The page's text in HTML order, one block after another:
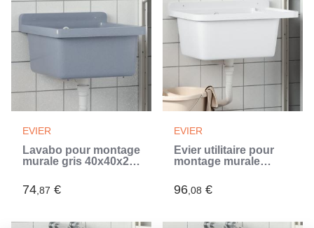
EVIER
Lavabo pour montage
murale gris 40x40x24
74,87 €
EVIER
Évier utilitaire pour
montage murale
résine (Blanc)
96,08 €